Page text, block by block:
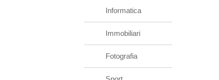
Informatica
Immobiliari
Fotografia